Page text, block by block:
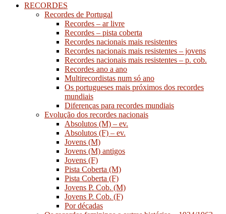
RECORDES
Recordes de Portugal
Recordes – ar livre
Recordes – pista coberta
Recordes nacionais mais resistentes
Recordes nacionais mais resistentes – jovens
Recordes nacionais mais resistentes – p. cob.
Recordes ano a ano
Multirecordistas num só ano
Os portugueses mais próximos dos recordes
mundiais
Diferenças para recordes mundiais
Evolução dos recordes nacionais
Absolutos (M) – ev.
Absolutos (F) – ev.
Jovens (M)
Jovens (M) antigos
Jovens (F)
Pista Coberta (M)
Pista Coberta (F)
Jovens P. Cob. (M)
Jovens P. Cob. (F)
Por décadas